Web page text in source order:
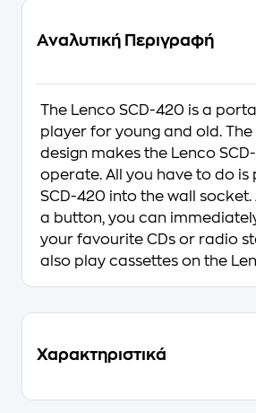
Αναλυτική Περιγραφή
The Lenco SCD-420 is a
player for young and old.
design makes the Lenco
operate. All you have to do is
SCD-420 into the wall socket.
a button, you can
your favourite CDs or radio
also play cassettes on the
Χαρακτηριστικά